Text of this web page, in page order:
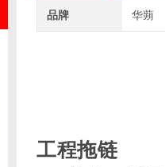
品牌 华蒴
工程拖链